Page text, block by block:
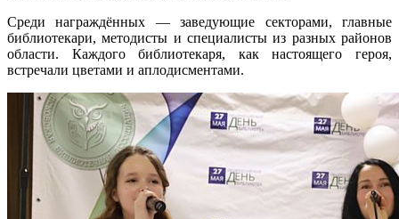
Среди награждённых — заведующие секторами, главные
библиотекари, методисты и специалисты из разных районов
области. Каждого библиотекаря, как настоящего героя,
встречали цветами и аплодисментами.